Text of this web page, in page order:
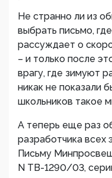
Не странно ли из
выбрать письмо,
рассуждает о
– и только после
врагу, где зимуют
никак не показали
школьников такое
А теперь еще раз
разработчика всех
Письму
N ТВ-1290/03,